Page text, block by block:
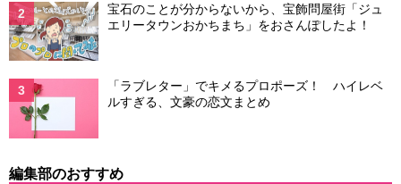
2
宝石のことが分からないから、宝飾問屋街「ジュ
エリータウンおかちまち」をおさんぽしたよ！
3
「ラブレター」でキメるプロポーズ！ ハイレベ
ルすぎる、文豪の恋文まとめ
編集部のおすすめ